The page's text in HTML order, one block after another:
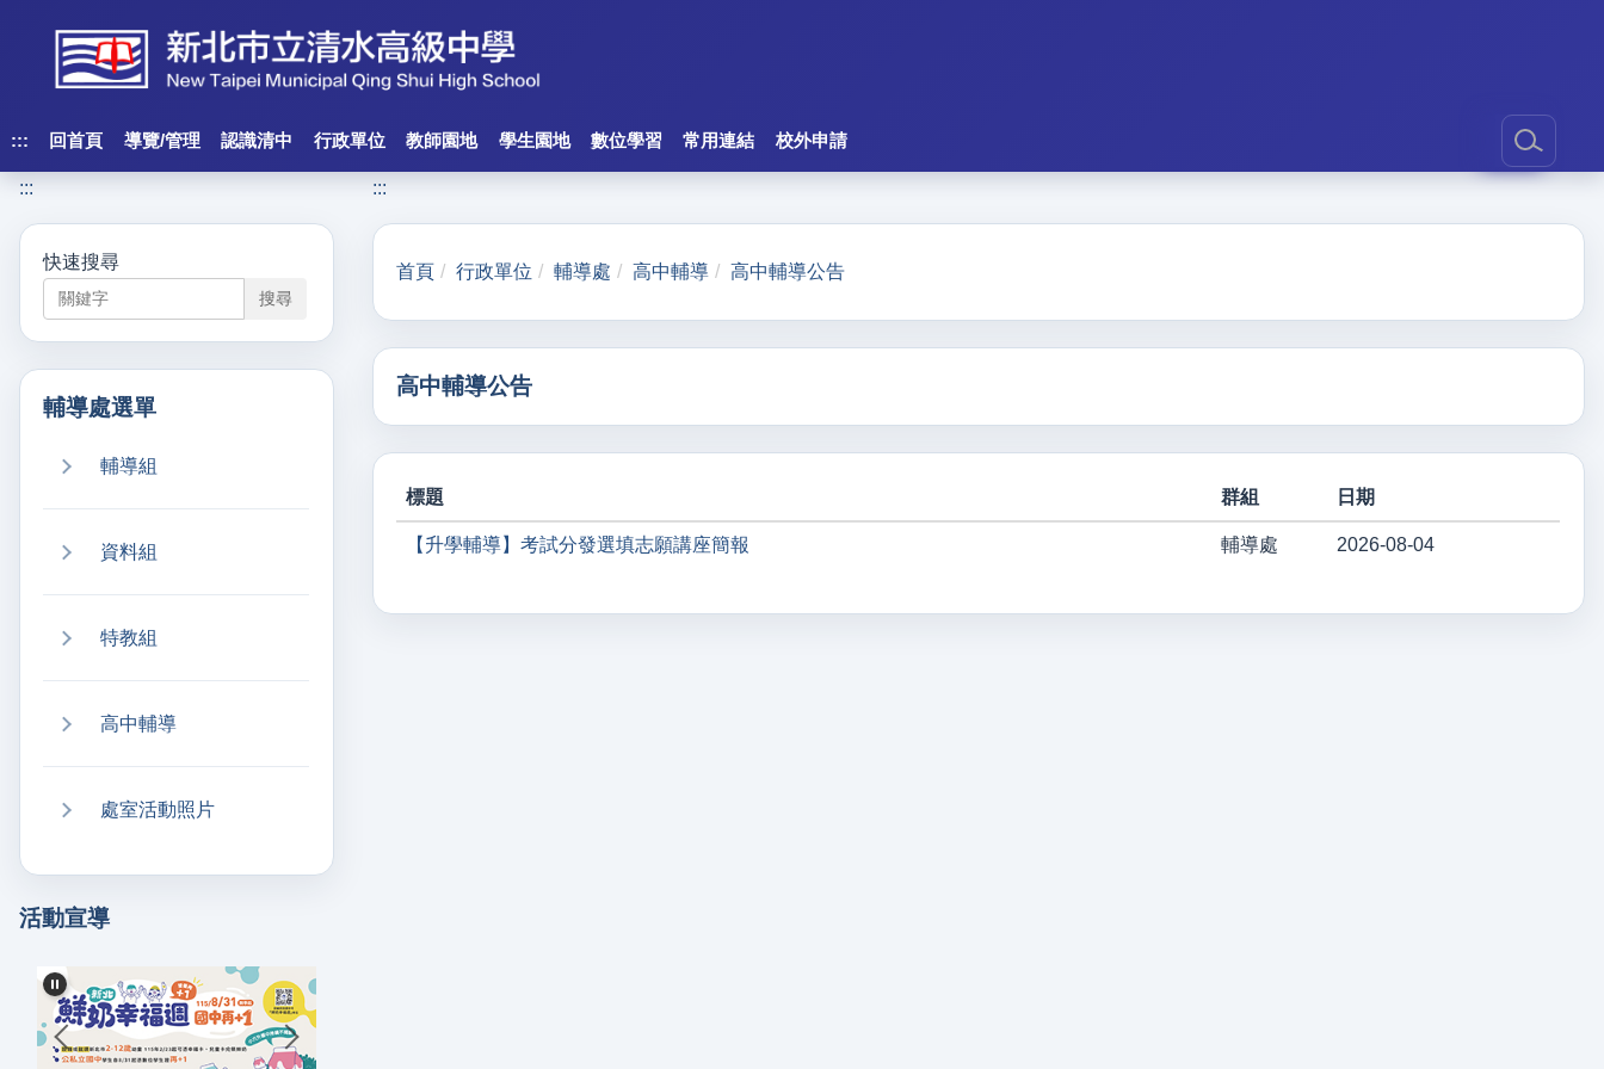
內
區
塊
::: 回首頁 導覽/管理 認識清中 行政單位 教師園地 學生園地 數位學習 常用連結 校外申請
:::
快速搜尋
搜尋
輔導處選單
輔導組
資料組
特教組
高中輔導
處室活動照片
活動宣導
:::
首頁 行政單位 輔導處 高中輔導 高中輔導公告
高中輔導公告
標題 群組 日期
【升學輔導】考試分發選填志願講座簡報 輔導處 2026-08-04